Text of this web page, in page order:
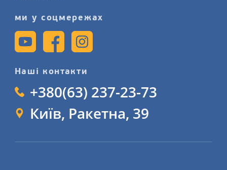
ми у соцмережах
Наші контакти
+380(63) 237-23-73
Київ, Ракетна, 39